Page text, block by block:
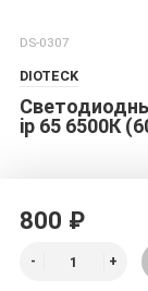
DS-0307
DIOTECK
ip 65 6500К
800 ₽